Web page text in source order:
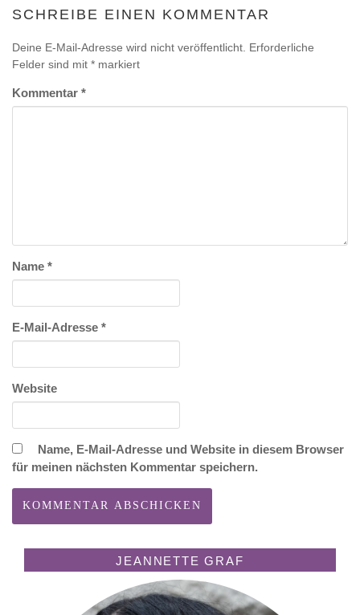
SCHREIBE EINEN KOMMENTAR
Deine E-Mail-Adresse wird nicht veröffentlicht. Erforderliche
Felder sind mit * markiert
Kommentar *
Name *
E-Mail-Adresse *
Website
Name, E-Mail-Adresse und Website in diesem Browser
für meinen nächsten Kommentar speichern.
JEANNETTE GRAF